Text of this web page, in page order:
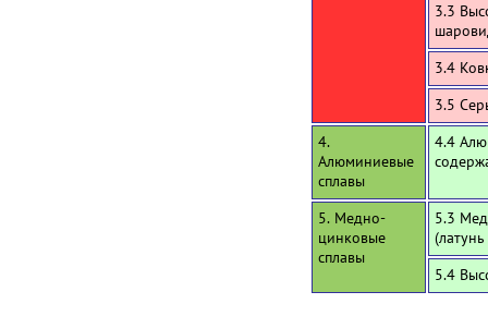
3.3
3.4
3.5
4.
Алюминиевые
сплавы
4.4
5. Медно-
цинковые
сплавы
5.3
5.4